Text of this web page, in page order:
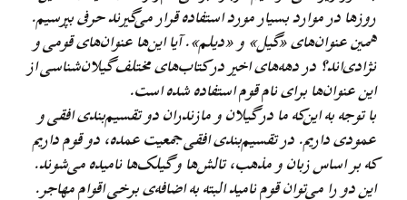
روزها در موارد بسیار مورد استفاده قرار می‌گیرند حرفی بپرسیم.
همین عنوان‌های «گیل» و «دیلم». آیا این‌ها عنوان‌های قومی و
نژادی‌اند؟ در دهه‌های اخیر در کتاب‌های مختلف گیلان‌شناسی از
این عنوان‌ها برای نام قوم استفاده شده است.
با توجه به این‌که ما در گیلان و مازندران دو تقسیم‌بندی افقی و
عمودی داریم. در تقسیم‌بندی افقی جمعیت عمده‌، دو قوم داریم
که بر اساس زبان و مذهب، تالش‌ها و گیلک‌ها نامیده می‌شوند.
این دو را می‌توان قوم نامید البته به اضافه‌ی برخی اقوام مهاجر.